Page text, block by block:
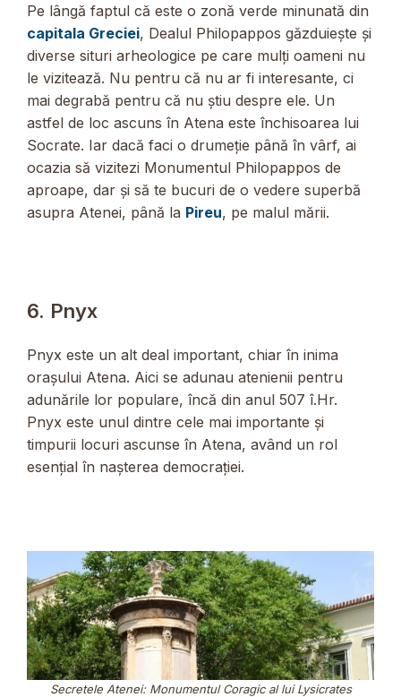
Pe lângă faptul că este o zonă verde minunată din
capitala Greciei, Dealul Philopappos găzduiește și
diverse situri arheologice pe care mulți oameni nu
le vizitează. Nu pentru că nu ar fi interesante, ci
mai degrabă pentru că nu știu despre ele. Un
astfel de loc ascuns în Atena este închisoarea lui
Socrate. Iar dacă faci o drumeție până în vârf, ai
ocazia să vizitezi Monumentul Philopappos de
aproape, dar și să te bucuri de o vedere superbă
asupra Atenei, până la Pireu, pe malul mării.
6. Pnyx
Pnyx este un alt deal important, chiar în inima
orașului Atena. Aici se adunau atenienii pentru
adunările lor populare, încă din anul 507 î.Hr.
Pnyx este unul dintre cele mai importante și
timpurii locuri ascunse în Atena, având un rol
esențial în nașterea democrației.
Secretele Atenei: Monumentul Coragic al lui Lysicrates